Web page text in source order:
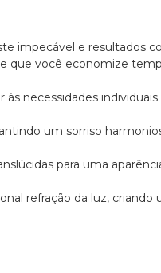
impecável e resultados
que você economize
necessidades
um sorriso
para uma
refração da luz, criando